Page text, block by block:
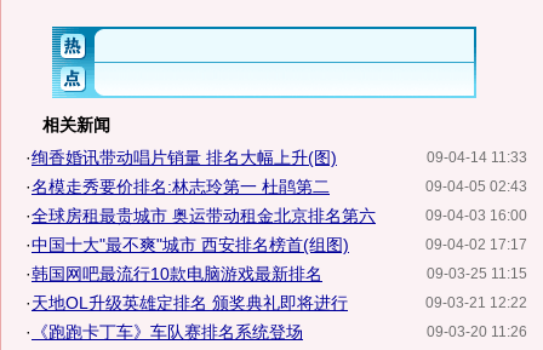
相关新闻
09-04-14 11:33
·绚香婚讯带动唱片销量 排名大幅上升(图)
09-04-05 02:43
·名模走秀要价排名:林志玲第一 杜鹃第二
09-04-03 16:00
·全球房租最贵城市 奥运带动租金北京排名第六
09-04-02 17:17
·中国十大"最不爽"城市 西安排名榜首(组图)
09-03-25 11:15
·韩国网吧最流行10款电脑游戏最新排名
09-03-21 12:22
·天地OL升级英雄定排名 颁奖典礼即将进行
09-03-20 11:26
· 《跑跑卡丁车》车队赛排名系统登场